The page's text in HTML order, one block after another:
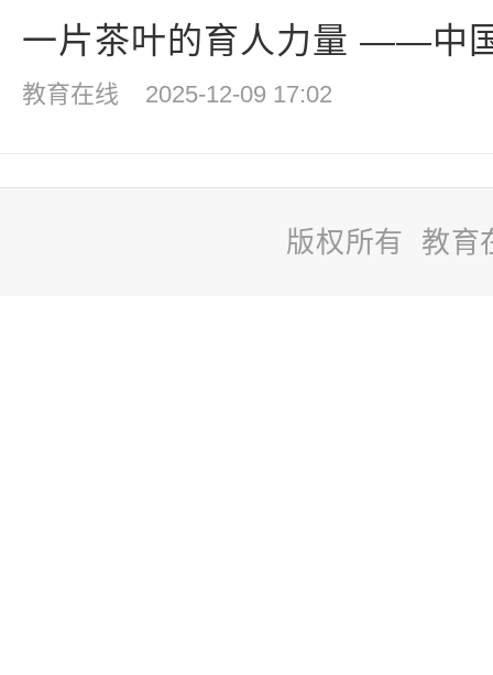
一片茶叶的育人力量 ——中
教育在线 2025-12-09 17:02
版权所有 教育